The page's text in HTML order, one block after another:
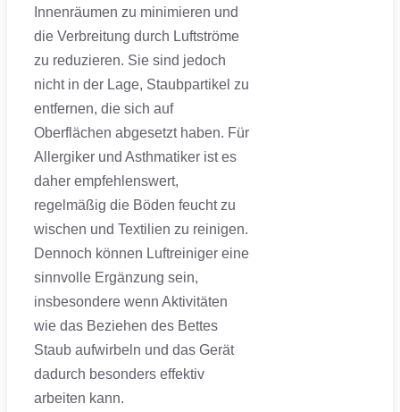
Innenräumen zu minimieren und
die Verbreitung durch Luftströme
zu reduzieren. Sie sind jedoch
nicht in der Lage, Staubpartikel zu
entfernen, die sich auf
Oberflächen abgesetzt haben. Für
Allergiker und Asthmatiker ist es
daher empfehlenswert,
regelmäßig die Böden feucht zu
wischen und Textilien zu reinigen.
Dennoch können Luftreiniger eine
sinnvolle Ergänzung sein,
insbesondere wenn Aktivitäten
wie das Beziehen des Bettes
Staub aufwirbeln und das Gerät
dadurch besonders effektiv
arbeiten kann.